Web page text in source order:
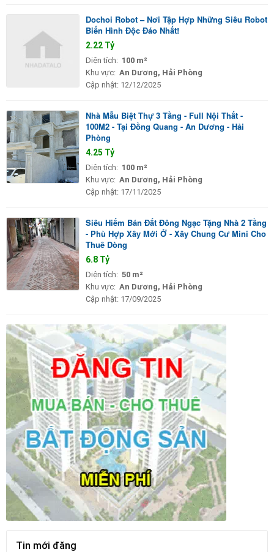
Dochoi Robot – Nơi Tập Hợp Những Siêu Robot
Biến Hình Độc Đáo Nhất!
2.22 Tỷ
Diện tích: 100 m²
Khu vực: An Dương, Hải Phòng
Cập nhật: 12/12/2025
Nhà Mẫu Biệt Thự 3 Tầng - Full Nội Thất -
100M2 - Tại Đồng Quang - An Dương - Hải
Phòng
4.25 Tỷ
Diện tích: 100 m²
Khu vực: An Dương, Hải Phòng
Cập nhật: 17/11/2025
Siêu Hiếm Bán Đất Đông Ngạc Tặng Nhà 2 Tầng
- Phù Hợp Xây Mới Ở - Xây Chung Cư Mini Cho
Thuê Dòng
6.8 Tỷ
Diện tích: 50 m²
Khu vực: An Dương, Hải Phòng
Cập nhật: 17/09/2025
Tin mới đăng